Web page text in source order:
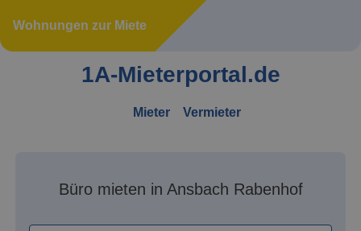
Wohnungen zur Miete
1A-Mieterportal.de
Mieter Vermieter
Büro mieten in Ansbach Rabenhof